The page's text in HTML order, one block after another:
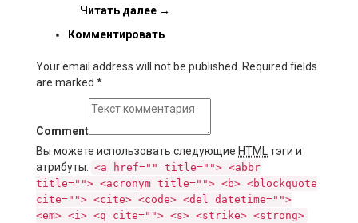
Читать далее →
Комментировать
Your email address will not be published. Required fields
are marked *
Comment
Вы можете использовать следующие HTML
тэги и
атрибуты: <a href="" title=""> <abbr
title=""> <acronym title=""> <b> <blockquote
cite=""> <cite> <code> <del datetime="">
<em> <i> <q cite=""> <s> <strike> <strong>